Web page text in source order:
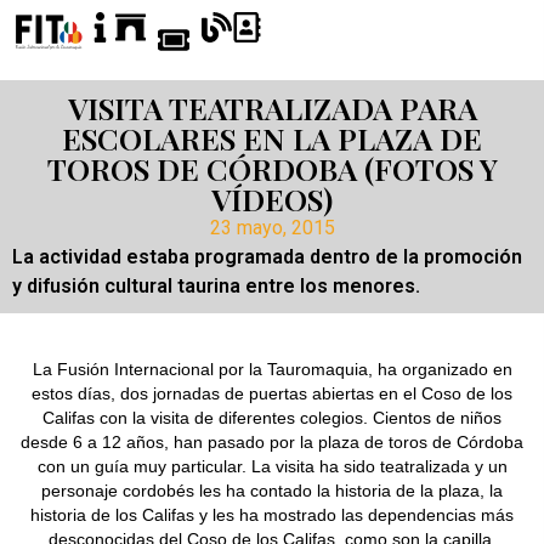
VISITA TEATRALIZADA PARA
ESCOLARES EN LA PLAZA DE
TOROS DE CÓRDOBA (FOTOS Y
VÍDEOS)
23 mayo, 2015
La actividad estaba programada dentro de la promoción
y difusión cultural taurina entre los menores.
La Fusión Internacional por la Tauromaquia, ha organizado en
estos días, dos jornadas de puertas abiertas en el Coso de los
Califas con la visita de diferentes colegios. Cientos de niños
desde 6 a 12 años, han pasado por la plaza de toros de Córdoba
con un guía muy particular. La visita ha sido teatralizada y un
personaje cordobés les ha contado la historia de la plaza, la
historia de los Califas y les ha mostrado las dependencias más
desconocidas del Coso de los Califas, como son la capilla,